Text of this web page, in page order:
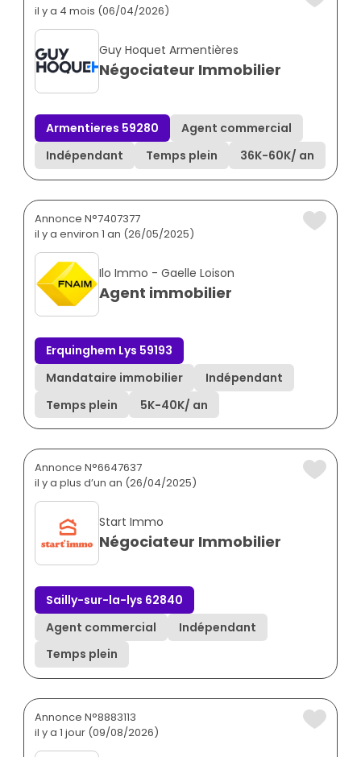
il y a 4 mois (06/04/2026)
Guy Hoquet Armentières
Négociateur Immobilier
Armentieres 59280
Agent commercial
Indépendant
Temps plein 36K-60K/ an
Annonce N°7407377
il y a environ 1 an (26/05/2025)
Ilo Immo - Gaelle Loison
Agent immobilier
Erquinghem Lys 59193
Mandataire immobilier
Indépendant
Temps plein
5K-40K/ an
Annonce N°6647637
il y a plus d’un an (26/04/2025)
Start Immo
Négociateur Immobilier
Sailly-sur-la-lys 62840
Agent commercial
Indépendant
Temps plein
Annonce N°8883113
il y a 1 jour (09/08/2026)